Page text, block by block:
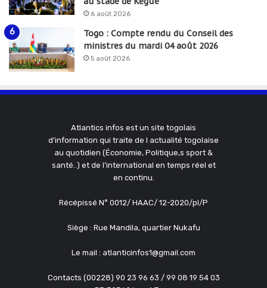
6 août 2026
Togo : Compte rendu du Conseil des
ministres du mardi 04 août 2026
5 août 2026
Atlantics infos est un site togolais
d'information qui traite de l actualité togolaise
au quotidien (Économie, Politique,s sport &
santé..) et de l'international en temps réel et
en continu.
Récépissé N° 0012/ HAAC/ 12-2020/pl/P
Siège : Rue Mandila, quartier Nukafu
Le mail : atlanticinfos1@gmail.com
Contacts (00228) 90 23 96 63 / 99 08 19 54 03